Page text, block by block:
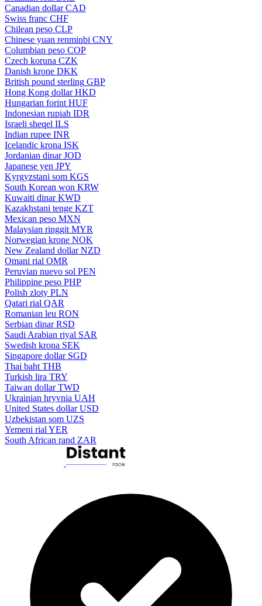
Canadian dollar CAD
Swiss franc CHF
Chilean peso CLP
Chinese yuan renminbi CNY
Columbian peso COP
Czech koruna CZK
Danish krone DKK
British pound sterling GBP
Hong Kong dollar HKD
Hungarian forint HUF
Indonesian rupiah IDR
Israeli sheqel ILS
Indian rupee INR
Icelandic krona ISK
Jordanian dinar JOD
Japanese yen JPY
Kyrgyzstani som KGS
South Korean won KRW
Kuwaiti dinar KWD
Kazakhstani tenge KZT
Mexican peso MXN
Malaysian ringgit MYR
Norwegian krone NOK
New Zealand dollar NZD
Omani rial OMR
Peruvian nuevo sol PEN
Philippine peso PHP
Polish zloty PLN
Qatari rial QAR
Romanian leu RON
Serbian dinar RSD
Saudi Arabian riyal SAR
Swedish krona SEK
Singapore dollar SGD
Thai baht THB
Turkish lira TRY
Taiwan dollar TWD
Ukrainian hryvnia UAH
United States dollar USD
Uzbekistan som UZS
Yemeni rial YER
South African rand ZAR